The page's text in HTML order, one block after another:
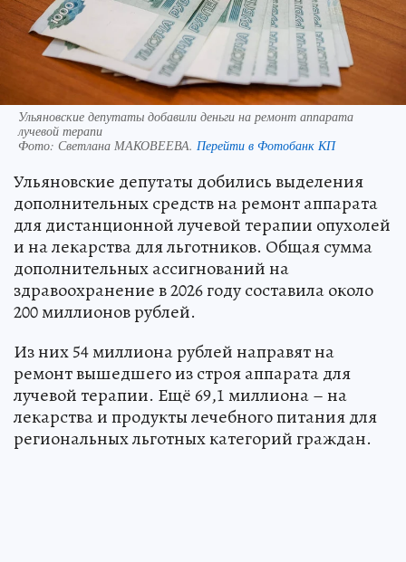
Ульяновские депутаты добавили деньги на ремонт аппарата
лучевой терапи
Фото: Светлана МАКОВЕЕВА. Перейти в Фотобанк КП
Ульяновские депутаты добились выделения
дополнительных средств на ремонт аппарата
для дистанционной лучевой терапии опухолей
и на лекарства для льготников. Общая сумма
дополнительных ассигнований на
здравоохранение в 2026 году составила около
200 миллионов рублей.
Из них 54 миллиона рублей направят на
ремонт вышедшего из строя аппарата для
лучевой терапии. Ещё 69,1 миллиона – на
лекарства и продукты лечебного питания для
региональных льготных категорий граждан.